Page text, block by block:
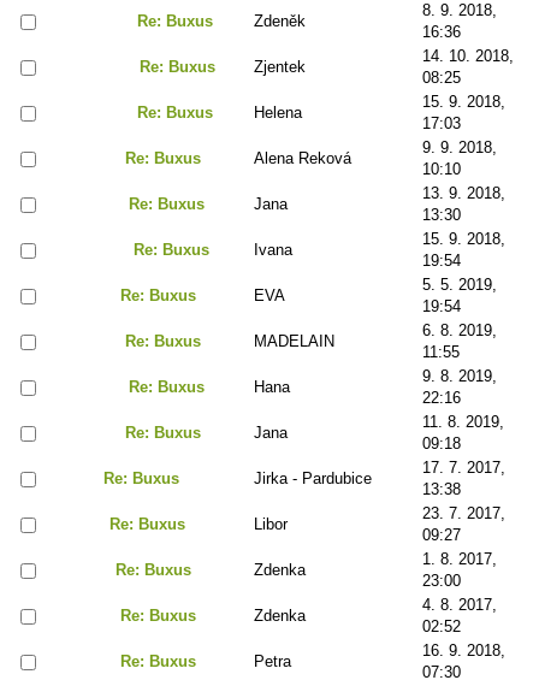
Re: Buxus
Zdeněk
8. 9. 2018,
16:36
Re: Buxus
Zjentek
14. 10. 2018,
08:25
Re: Buxus
Helena
15. 9. 2018,
17:03
Re: Buxus
Alena Reková
9. 9. 2018,
10:10
Re: Buxus
Jana
13. 9. 2018,
13:30
Re: Buxus
Ivana
15. 9. 2018,
19:54
Re: Buxus
EVA
5. 5. 2019,
19:54
Re: Buxus
MADELAIN
6. 8. 2019,
11:55
Re: Buxus
Hana
9. 8. 2019,
22:16
Re: Buxus
Jana
11. 8. 2019,
09:18
Re: Buxus
Jirka - Pardubice
17. 7. 2017,
13:38
Re: Buxus
Libor
23. 7. 2017,
09:27
Re: Buxus
Zdenka
1. 8. 2017,
23:00
Re: Buxus
Zdenka
4. 8. 2017,
02:52
Re: Buxus
Petra
16. 9. 2018,
07:30